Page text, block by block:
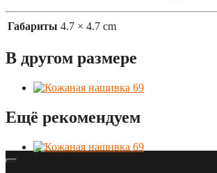
Габариты 4.7 × 4.7 cm
В другом размере
Ещё рекомендуем